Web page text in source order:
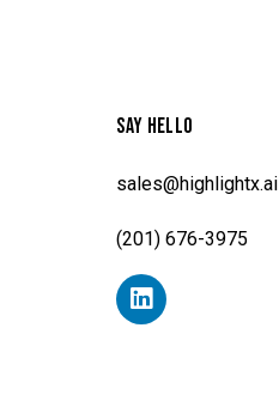
SAY HELLO
sales@highlightx.ai
(201) 676-3975